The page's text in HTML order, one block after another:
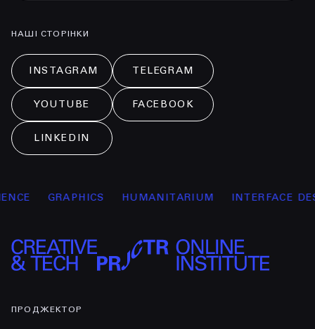
НАШІ СТОРІНКИ
INSTAGRAM TELEGRAM
YOUTUBE FACEBOOK
LINKEDIN
GRAPHICS HUMANITARIUM INTERFACE
ПРОДЖЕКТОР